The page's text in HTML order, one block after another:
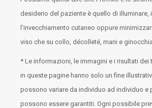
desiderio del paziente è quello di illuminare,
l’invecchiamento cutaneo oppure
viso che su collo, décolleté, mani e
* Le informazioni, le immagini e i risultati dei
in queste pagine hanno solo un fine
possono variare da individuo ad individuo e
possono essere garantiti. Ogni possibile